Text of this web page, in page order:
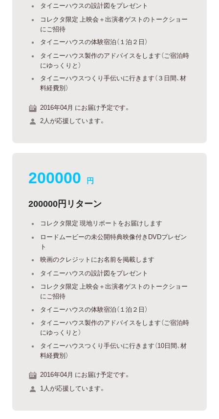
タイニーハウスの設計図をプレゼント
コレクタ限定 上映会＋出演者ゲストのトークショー
にご招待
タイニーハウスの体験宿泊（１泊２日）
タイニーハウス製作のアドバイスをします（ご宿泊時
にゆっくりと）
タイニーハウスつくり手伝いに行きます（３日間、材
料経費別）
2016年04月 にお届け予定です。
2人が応援しています。
200000 円
200000円リターン
コレクタ限定 現地リポートをお届けします
ロードムービーの未公開特典映像付きDVDプレゼン
ト
映画のクレジットにお名前を掲載します
タイニーハウスの設計図をプレゼント
コレクタ限定 上映会＋出演者ゲストのトークショー
にご招待
タイニーハウスの体験宿泊（１泊２日）
タイニーハウス製作のアドバイスをします（ご宿泊時
にゆっくりと）
タイニーハウスつくり手伝いに行きます（10日間、材
料経費別）
2016年04月 にお届け予定です。
1人が応援しています。